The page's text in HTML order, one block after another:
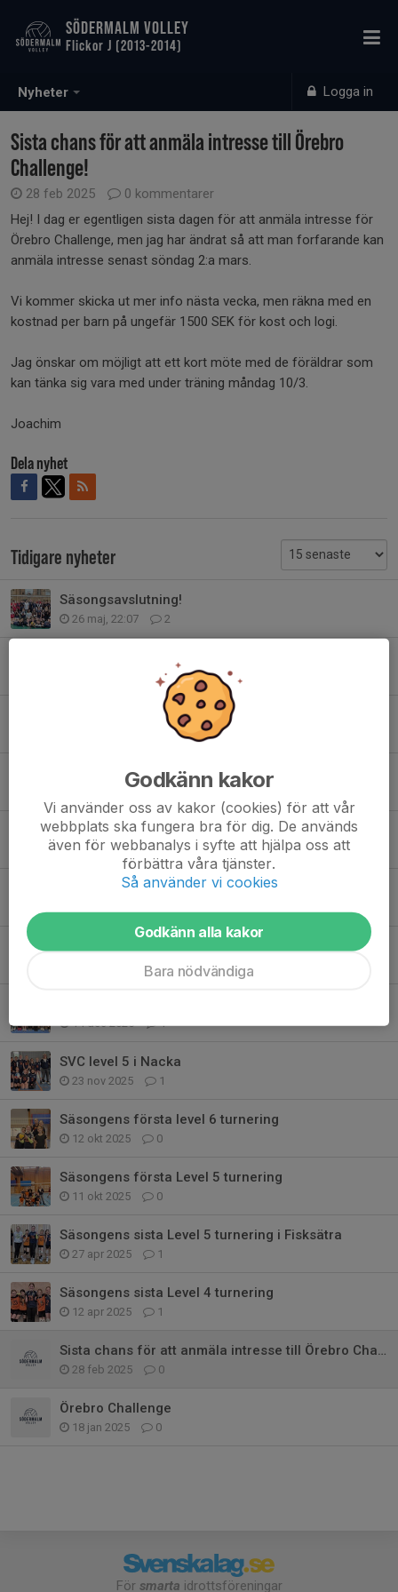
Nyheter Logga in
SÖDERMALM VOLLEY
Flickor J (2013-2014)
Sista chans för att anmäla intresse till Örebro
Challenge!
28 feb 2025
0 kommentarer
Hej! I dag er egentligen sista dagen för att anmäla intresse för
Örebro Challenge, men jag har ändrat så att man forfarande kan
anmäla intresse senast söndag 2:a mars.
Vi kommer skicka ut mer info nästa vecka, men räkna med en
kostnad per barn på ungefär 1500 SEK för kost och logi.
Jag önskar om möjligt att ett kort möte med de föräldrar som
kan tänka sig vara med under träning måndag 10/3.
Joachim
Dela nyhet
Tidigare nyheter
Säsongsavslutning!
26 maj, 22:07 2
0
SVC Level 6 i Tellusborg
SVC level 7 slutspel I Rotebro
25 apr, 12:20 0
SVC U16 i Sätra
22 mar, 21:42 2
Första matcherna i U16
14 dec 2025 1
SVC level 5 i Nacka
23 nov 2025 1
Säsongens första level 6 turnering
12 okt 2025 0
Säsongens första Level 5 turnering
11 okt 2025 0
Säsongens sista Level 5 turnering i Fisksätra
27 apr 2025 1
Säsongens sista Level 4 turnering
12 apr 2025 1
Sista chans för att anmäla intresse till Örebro Challenge!
28 feb 2025 0
Örebro Challenge
18 jan 2025 0
För smarta idrottsföreningar
Godkänn kakor
Vi använder oss av kakor (cookies) för att vår
webbplats ska fungera bra för dig. De används
även för webbanalys i syfte att hjälpa oss att
förbättra våra tjänster.
Så använder vi cookies
Godkänn alla kakor
Bara nödvändiga